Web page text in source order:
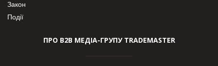
Закон
Події
ПРО В2В МЕДІА-ГРУПУ TRADEMASTER